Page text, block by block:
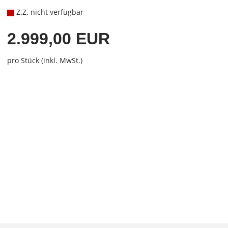
Z.Z. nicht verfügbar
2.999,00 EUR
pro Stück (inkl. MwSt.)